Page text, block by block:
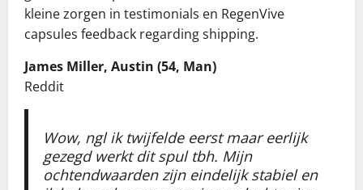
kleine zorgen in testimonials en RegenVive
capsules feedback regarding shipping.
James Miller, Austin (54, Man)
Reddit
Wow, ngl ik twijfelde eerst maar eerlijk
gezegd werkt dit spul tbh. Mijn
ochtendwaarden zijn eindelijk stabiel en